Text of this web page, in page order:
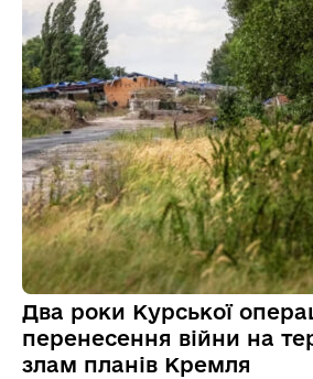
Два роки Курської
перенесення війни на
злам планів Кремля